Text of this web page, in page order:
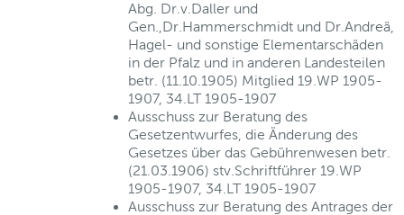
Abg. Dr.v.Daller und
Gen.,Dr.Hammerschmidt und Dr.Andreä,
Hagel- und sonstige Elementarschäden
in der Pfalz und in anderen Landesteilen
betr. (11.10.1905) Mitglied 19.WP 1905-
1907, 34.LT 1905-1907
Ausschuss zur Beratung des
Gesetzentwurfes, die Änderung des
Gesetzes über das Gebührenwesen betr.
(21.03.1906) stv.Schriftführer 19.WP
1905-1907, 34.LT 1905-1907
Ausschuss zur Beratung des Antrages der